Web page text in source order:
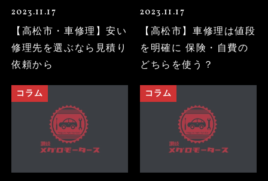
2023.11.17
【高松市・車修理】安い
修理先を選ぶなら見積り
依頼から
2023.11.17
【高松市】車修理は値段
を明確に 保険・自費の
どちらを使う？
コラム コラム